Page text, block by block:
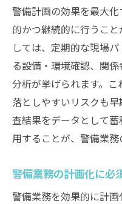
警備計画の効果を最大
的かつ継続的に行うこ
しては、定期的な現場
る設備・環境確認、関
分析が挙げられます。
落としやすいリスクも
査結果をデータとして
用することが、警備業務
警備業務の計画化に必
警備業務を効果的に計